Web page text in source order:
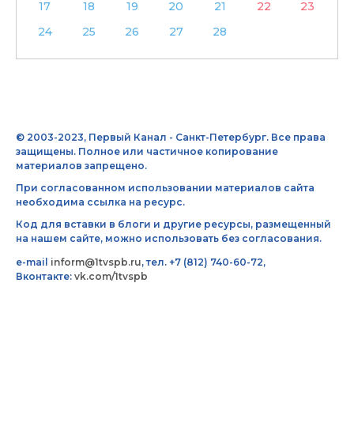
17
18 19 20 21 22
23
24
25 26 27 28
© 2003-2023, Первый Канал - Санкт-Петербург. Все права
защищены. Полное или частичное копирование
материалов запрещено.
При согласованном использовании материалов сайта
необходима ссылка на ресурс.
Код для вставки в блоги и другие ресурсы, размещенный
на нашем сайте, можно использовать без согласования.
e-mail inform@1tvspb.ru, тел. +7 (812) 740-60-72,
Вконтакте: vk.com/1tvspb